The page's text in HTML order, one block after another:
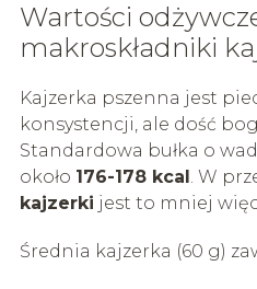
Wartości
makroskładniki
Kajzerka pszenna jest
konsystencji, ale dość
Standardowa bułka o
około 176-178 kcal . W
kajzerki jest to mniej
Średnia kajzerka (60 g)